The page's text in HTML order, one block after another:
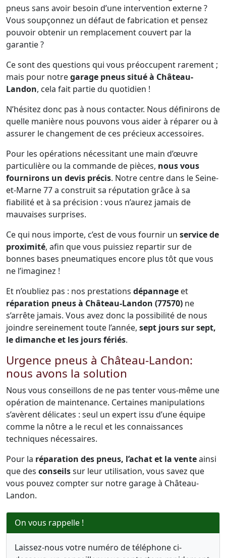
pneus sans avoir besoin d’une intervention externe ?
Vous soupçonnez un défaut de fabrication et pensez
pouvoir obtenir un remplacement couvert par la
garantie ?
Ce sont des questions qui vous préoccupent rarement ;
mais pour notregarage pneus situé à Château-
Landon, cela fait partie du quotidien !
N’hésitez donc pas à nous contacter. Nous définirons de
quelle manière nous pouvons vous aider à réparer ou à
assurer le changement de ces précieux accessoires.
Pour les opérations nécessitant une main d’œuvre
particulière ou la commande de pièces, nous vous
fournirons un devis précis. Notre centre dans le Seine-
et-Marne 77 a construit sa réputation grâce à sa
fiabilité et à sa précision : vous n’aurez jamais de
mauvaises surprises.
Ce qui nous importe, c’est de vous fournir un service de
proximité, afin que vous puissiez repartir sur de
bonnes bases pneumatiques encore plus tôt que vous
ne l’imaginez !
Et n’oubliez pas : nos prestations dépannage et
réparation pneus à Château-Landon (77570) ne
s’arrête jamais. Vous avez donc la possibilité de nous
joindre sereinement toute l’année, sept jours sur sept,
le dimanche et les jours fériés.
Urgence pneus à Château-Landon:
nous avons la solution
Nous vous conseillons de ne pas tenter vous-même une
opération de maintenance. Certaines manipulations
s’avèrent délicates : seul un expert issu d’une équipe
comme la nôtre a le recul et les connaissances
techniques nécessaires.
Pour la réparation des pneus, l’achat et la venteainsi
que des conseilssur leur utilisation, vous savez que
vous pouvez compter sur notre garage à Château-
Landon.
On vous rappelle !
Laissez-nous votre numéro de téléphone ci-